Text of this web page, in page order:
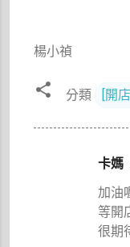
楊小禎
分類 [開
卡媽
加油
等開
很期